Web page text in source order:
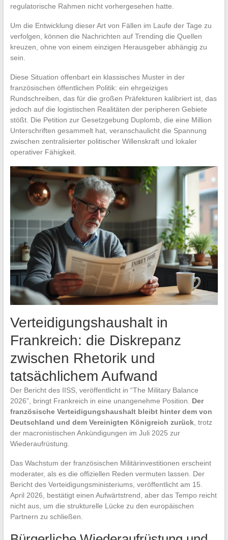
regulatorische Rahmen nicht vorhergesehen hatte.
Um die Entwicklung dieser Art von Fällen im Laufe der Tage zu
verfolgen, können die Nachrichten auf Trending die Quellen
kreuzen, ohne von einem einzigen Herausgeber abhängig zu
sein.
Diese Situation offenbart ein klassisches Muster in der
französischen öffentlichen Politik: ein ehrgeiziges
Rundschreiben, das für die großen Präfekturen kalibriert ist, das
jedoch auf die logistischen Realitäten der peripheren Gebiete
stößt. Die Petition zur Gesetzgebung Duplomb, die eine Million
Unterschriften gesammelt hat, veranschaulicht die Spannung
zwischen zentralisierter politischer Willenskraft und lokaler
operativer Fähigkeit.
Verteidigungshaushalt in
Frankreich: die Diskrepanz
zwischen Rhetorik und
tatsächlichem Aufwand
Der Bericht des IISS, veröffentlicht in “The Military Balance
2026”, bringt Frankreich in eine unangenehme Position. Der
französische Verteidigungshaushalt bleibt hinter dem von
Deutschland und dem Vereinigten Königreich zurück, trotz
der macronistischen Ankündigungen im Juli 2025 zur
Wiederaufrüstung.
Das Wachstum der französischen Militärinvestitionen erscheint
moderater, als es die offiziellen Reden vermuten lassen. Der
Bericht des Verteidigungsministeriums, veröffentlicht am 15.
April 2026, bestätigt einen Aufwärtstrend, aber das Tempo reicht
nicht aus, um die strukturelle Lücke zu den europäischen
Partnern zu schließen.